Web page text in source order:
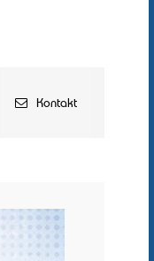
Kontakt